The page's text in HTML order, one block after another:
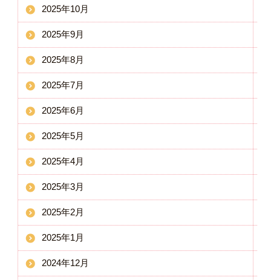
2025年10月
2025年9月
2025年8月
2025年7月
2025年6月
2025年5月
2025年4月
2025年3月
2025年2月
2025年1月
2024年12月